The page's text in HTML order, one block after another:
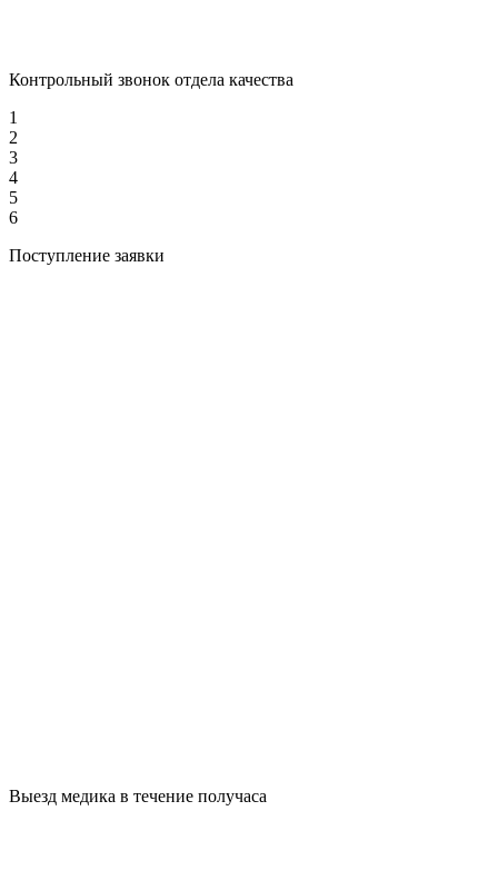
Контрольный звонок отдела качества
1
2
3
4
5
6
Поступление заявки
Выезд медика в течение получаса